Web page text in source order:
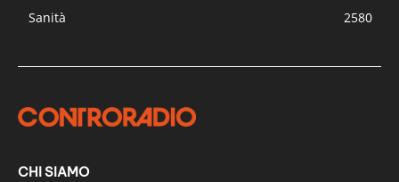
Sanità
2580
CHI SIAMO